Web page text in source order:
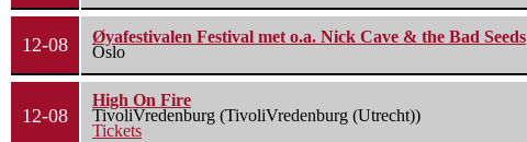
12-08
Øyafestivalen Festival met o.a. Nick Cave & the Bad Seeds
Oslo
12-08
High On Fire
TivoliVredenburg (TivoliVredenburg (Utrecht))
Tickets